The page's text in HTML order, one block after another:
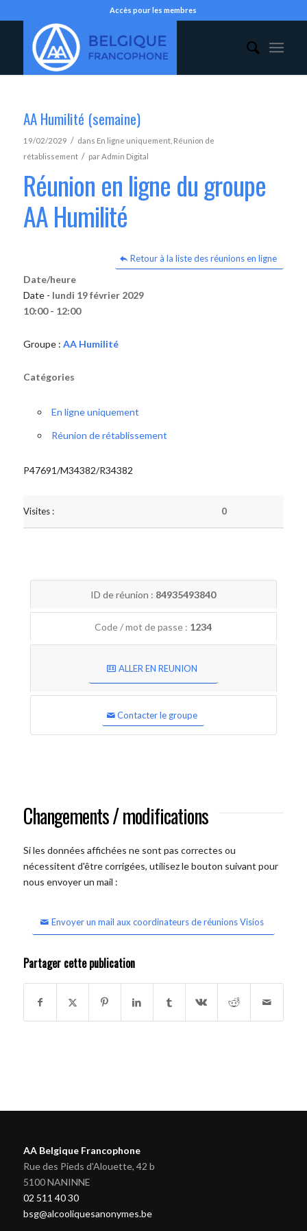
Accès pour les membres
AA Humilité (semaine)
19/02/2029 / dans En ligne uniquement, Réunion de
rétablissement / parAdmin Digital
Réunion en ligne du groupe
AA Humilité
Retour à la liste des réunions en ligne
Date/heure
Date - lundi 19 février 2029
10:00 - 12:00
Groupe : AA Humilité
Catégories
En ligne uniquement
Réunion de rétablissement
P47691/M34382/R34382
Visites : 0
ID de réunion : 84935493840
Code / mot de passe : 1234
ALLER EN REUNION
Contacter le groupe
Changements / modifications
Si les données affichées ne sont pas correctes ou
nécessitent d'être corrigées, utilisez le bouton suivant pour
nous envoyer un mail :
Envoyer un mail aux coordinateurs de réunions Visios
Partager cette publication
AA Belgique Francophone
Rue des Pieds d'Alouette, 42 b
5100 NANINNE
02 511 40 30
bsg@alcooliquesanonymes.be